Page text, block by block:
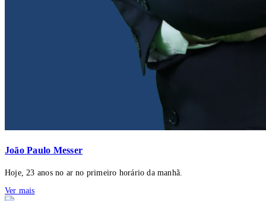
João Paulo Messer
Hoje, 23 anos no ar no primeiro horário da manhã.
Ver mais